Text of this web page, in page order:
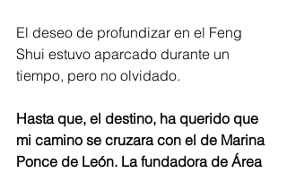
El deseo de profundizar en el Feng
Shui estuvo aparcado durante un
tiempo, pero no olvidado.
Hasta que, el destino, ha querido que
mi camino se cruzara con el de Marina
Ponce de León. La fundadora de Área